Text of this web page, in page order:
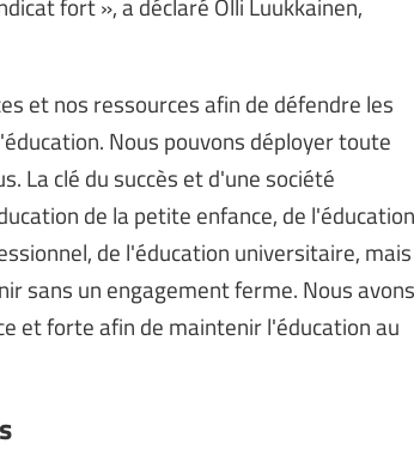
et nos ressources afin de défendre les
Nous pouvons déployer toute
La clé du succès et d'une société
de la petite enfance, de l'éducation
de l'éducation universitaire, mais
sans un engagement ferme. Nous avons
et forte afin de maintenir l'éducation au